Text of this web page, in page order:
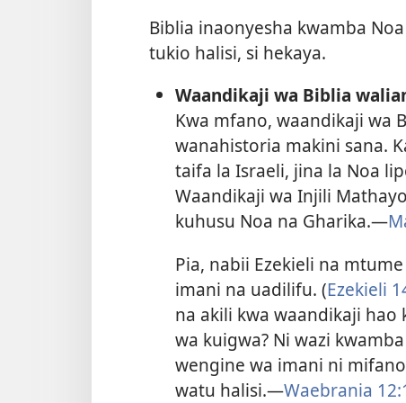
Biblia inaonyesha kwamba
tukio halisi, si hekaya.
Waandikaji wa Biblia
Kwa mfano, waandikaji wa
wanahistoria makini sana.
taifa la Israeli, jina la Noa
Waandikaji wa Injili
kuhusu Noa na Gharika.—
Pia, nabii Ezekieli na
imani na uadilifu. (Ezekieli
na akili kwa waandikaji
wa kuigwa? Ni wazi
wengine wa imani ni
watu halisi.—Waebrania